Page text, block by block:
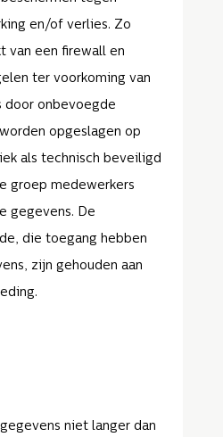
en/of verlies. Zo
van een firewall en
ter voorkoming van
onbevoegde
opgeslagen op
als technisch beveiligd
groep medewerkers
gegevens. De
die toegang hebben
zijn gehouden aan
niet langer dan